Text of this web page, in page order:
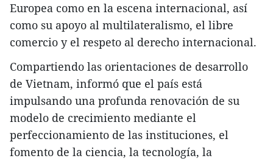
Europea como en la escena internacional, así
como su apoyo al multilateralismo, el libre
comercio y el respeto al derecho internacional.
Compartiendo las orientaciones de desarrollo
de Vietnam, informó que el país está
impulsando una profunda renovación de su
modelo de crecimiento mediante el
perfeccionamiento de las instituciones, el
fomento de la ciencia, la tecnología, la